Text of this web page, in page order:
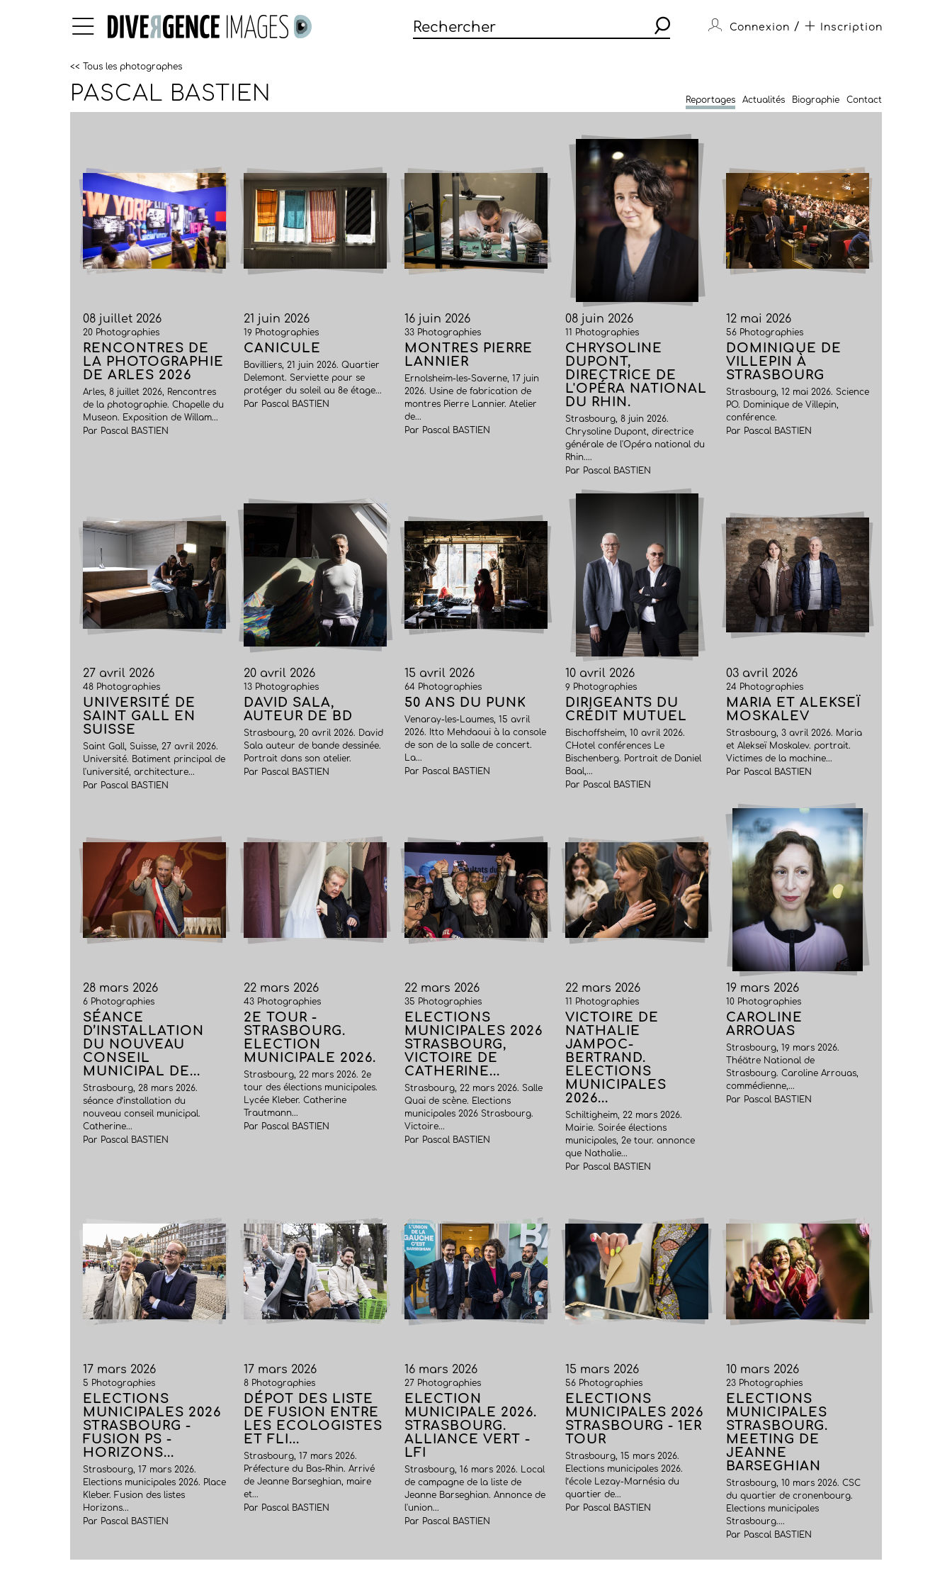
Connexion / Inscription
<< Tous les photographes
PASCAL BASTIEN Reportages Actualités Biographie Contact
08 juillet 2026
20 Photographies
RENCONTRES DE
LA PHOTOGRAPHIE
DE ARLES 2026
Arles, 8 juillet 2026, Rencontres
de la photographie. Chapelle du
Museon. Exposition de Willam...
Par Pascal BASTIEN
21 juin 2026
19 Photographies
CANICULE
Bavilliers, 21 juin 2026. Quartier
Delemont. Serviette pour se
protéger du soleil au 8e étage...
Par Pascal BASTIEN
16 juin 2026
33 Photographies
MONTRES PIERRE
LANNIER
Ernolsheim-les-Saverne, 17 juin
2026. Usine de fabrication de
montres Pierre Lannier. Atelier
de...
Par Pascal BASTIEN
08 juin 2026
11 Photographies
CHRYSOLINE
DUPONT,
DIRECTRICE DE
L'OPÉRA NATIONAL
DU RHIN.
Strasbourg, 8 juin 2026.
Chrysoline Dupont, directrice
générale de l'Opéra national du
Rhin....
Par Pascal BASTIEN
12 mai 2026
56 Photographies
DOMINIQUE DE
VILLEPIN À
STRASBOURG
Strasbourg, 12 mai 2026. Science
PO. Dominique de Villepin,
conférence.
Par Pascal BASTIEN
27 avril 2026
48 Photographies
UNIVERSITÉ DE
SAINT GALL EN
SUISSE
Saint Gall, Suisse, 27 avril 2026.
Université. Batiment principal de
l'université, architecture...
Par Pascal BASTIEN
20 avril 2026
13 Photographies
DAVID SALA,
AUTEUR DE BD
Strasbourg, 20 avril 2026. David
Sala auteur de bande dessinée.
Portrait dans son atelier.
Par Pascal BASTIEN
15 avril 2026
64 Photographies
50 ANS DU PUNK
Venaray-les-Laumes, 15 avril
2026. Itto Mehdaoui à la console
de son de la salle de concert.
La...
Par Pascal BASTIEN
10 avril 2026
9 Photographies
DIRIGEANTS DU
CRÉDIT MUTUEL
Bischoffsheim, 10 avril 2026.
CHotel conférences Le
Bischenberg. Portrait de Daniel
Baal,...
Par Pascal BASTIEN
03 avril 2026
24 Photographies
MARIA ET ALEKSEÏ
MOSKALEV
Strasbourg, 3 avril 2026. Maria
et Alekseï Moskalev. portrait.
Victimes de la machine...
Par Pascal BASTIEN
28 mars 2026
6 Photographies
SÉANCE
D’INSTALLATION
DU NOUVEAU
CONSEIL
MUNICIPAL DE...
Strasbourg, 28 mars 2026.
séance d’installation du
nouveau conseil municipal.
Catherine...
Par Pascal BASTIEN
22 mars 2026
43 Photographies
2E TOUR -
STRASBOURG.
ELECTION
MUNICIPALE 2026.
Strasbourg, 22 mars 2026. 2e
tour des élections municipales.
Lycée Kleber. Catherine
Trautmann...
Par Pascal BASTIEN
22 mars 2026
35 Photographies
ELECTIONS
MUNICIPALES 2026
STRASBOURG,
VICTOIRE DE
CATHERINE...
Strasbourg, 22 mars 2026. Salle
Quai de scène. Elections
municipales 2026 Strasbourg.
Victoire...
Par Pascal BASTIEN
22 mars 2026
11 Photographies
VICTOIRE DE
NATHALIE
JAMPOC-
BERTRAND.
ELECTIONS
MUNICIPALES
2026...
Schiltigheim, 22 mars 2026.
Mairie. Soirée élections
municipales, 2e tour. annonce
que Nathalie...
Par Pascal BASTIEN
19 mars 2026
10 Photographies
CAROLINE
ARROUAS
Strasbourg, 19 mars 2026.
Théätre National de
Strasbourg. Caroline Arrouas,
commédienne,...
Par Pascal BASTIEN
17 mars 2026
5 Photographies
ELECTIONS
MUNICIPALES 2026
STRASBOURG -
FUSION PS -
HORIZONS...
Strasbourg, 17 mars 2026.
Elections municipales 2026. Place
Kleber. Fusion des listes
Horizons...
Par Pascal BASTIEN
17 mars 2026
8 Photographies
DÉPOT DES LISTE
DE FUSION ENTRE
LES ECOLOGISTES
ET FLI...
Strasbourg, 17 mars 2026.
Préfecture du Bas-Rhin. Arrivé
de Jeanne Barseghian, maire
et...
Par Pascal BASTIEN
16 mars 2026
27 Photographies
ELECTION
MUNICIPALE 2026.
STRASBOURG.
ALLIANCE VERT -
LFI
Strasbourg, 16 mars 2026. Local
de campagne de la liste de
Jeanne Barseghian. Annonce de
l'union...
Par Pascal BASTIEN
15 mars 2026
56 Photographies
ELECTIONS
MUNICIPALES 2026
STRASBOURG - 1ER
TOUR
Strasbourg, 15 mars 2026.
Elections municipales 2026.
l’école Lezay-Marnésia du
quartier de...
Par Pascal BASTIEN
10 mars 2026
23 Photographies
ELECTIONS
MUNICIPALES
STRASBOURG.
MEETING DE
JEANNE
BARSEGHIAN
Strasbourg, 10 mars 2026. CSC
du quartier de cronenbourg.
Elections municipales
Strasbourg....
Par Pascal BASTIEN